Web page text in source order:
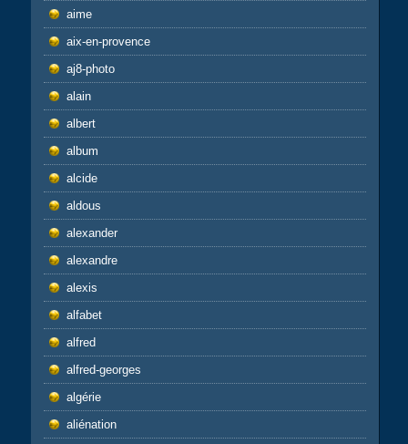
aime
aix-en-provence
aj8-photo
alain
albert
album
alcide
aldous
alexander
alexandre
alexis
alfabet
alfred
alfred-georges
algérie
aliénation